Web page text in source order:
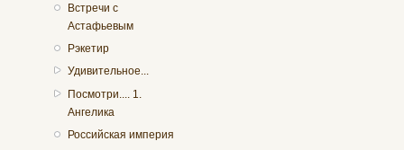
Встречи с
Астафьевым
Рэкетир
Удивительное...
Посмотри.... 1.
Ангелика
Российская империя